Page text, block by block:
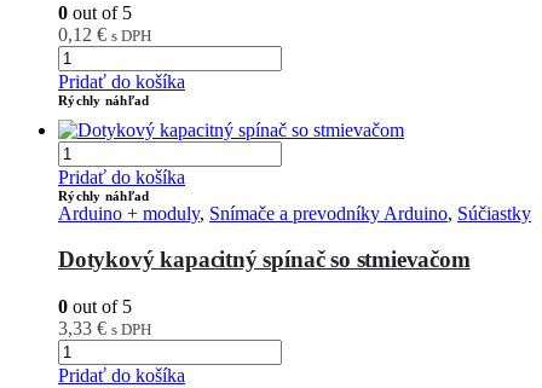
0 out of 5
0,12 € s DPH
Pridať do košíka
Rýchly náhľad
Pridať do košíka
Rýchly náhľad
Arduino + moduly, Snímače a prevodníky Arduino, Súčiastky
Dotykový kapacitný spínač so stmievačom
0 out of 5
3,33 € s DPH
Pridať do košíka